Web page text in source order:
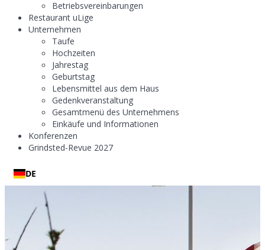
Betriebsvereinbarungen
Restaurant uLige
Unternehmen
Taufe
Hochzeiten
Jahrestag
Geburtstag
Lebensmittel aus dem Haus
Gedenkveranstaltung
Gesamtmenü des Unternehmens
Einkäufe und Informationen
Konferenzen
Grindsted-Revue 2027
DE